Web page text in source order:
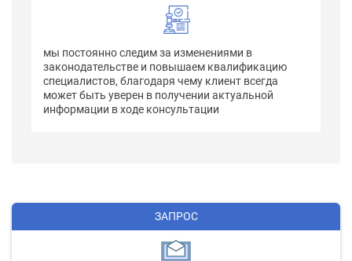
мы постоянно следим за изменениями в
законодательстве и повышаем квалификацию
специалистов, благодаря чему клиент всегда
может быть уверен в получении актуальной
информации в ходе консультации
ЗАПРОС